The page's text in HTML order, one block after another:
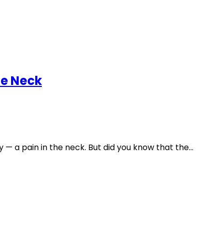
Neck
a pain in the neck. But did you know that the…